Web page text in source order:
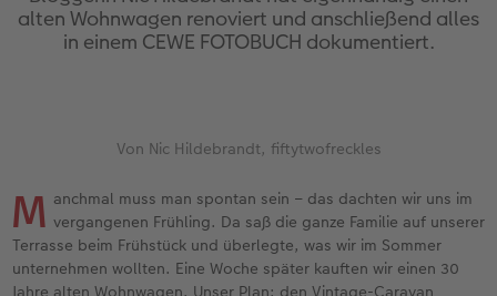
Jahrbuch gestalten
Designvorlagen
Foto-Kochbuch
Bilderboxen
Fotos digitalisieren
CEWE myPhotos
Photo Streetmap Poster
Hartschaum
Gallery Print
Dankeskarten Kommunion
Papierqualitäten
Klappkarten
Textilien
Handyhüllen
Faber-Castell
Wandkalender mit Design
Extras
CEWE myPhotos
Max Case
CEWE myPhotos
Neuheiten
nachhaltiger Schenken
Inspiration
Kundenbeispiele
Liebe schenken
Hochzeit
Baby
alten Wohnwagen renoviert und anschließend alles
in einem CEWE FOTOBUCH dokumentiert.
Von Nic Hildebrandt, fiftytwofreckles
M anchmal muss man spontan sein – das dachten wir uns im
vergangenen Frühling. Da saß die ganze Familie auf unserer
Terrasse beim Frühstück und überlegte, was wir im Sommer
unternehmen wollten. Eine Woche später kauften wir einen 30
Jahre alten Wohnwagen. Unser Plan: den Vintage-Caravan